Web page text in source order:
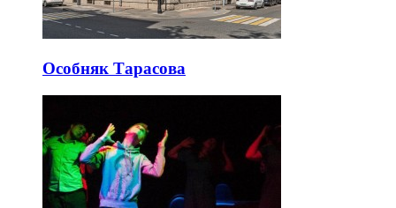
Особняк Тарасова